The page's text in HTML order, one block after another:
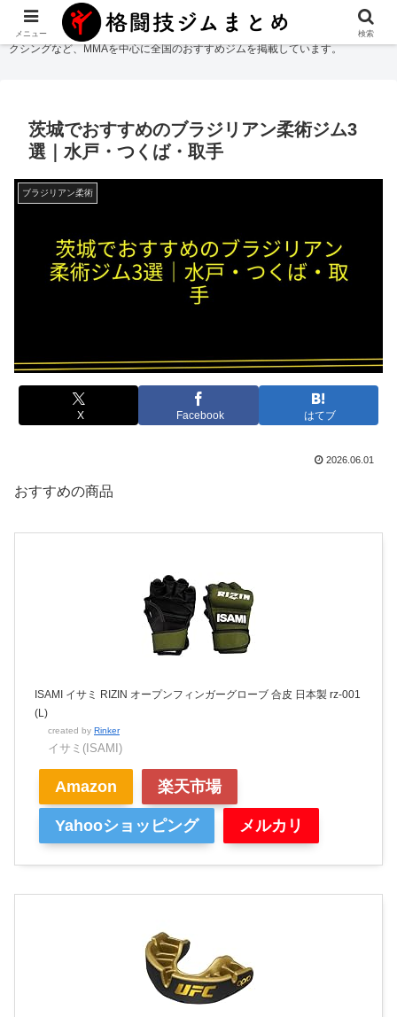
格闘技ジムまとめ
では総合格闘技・柔術・レスリング・キックボクシング・ボ
クシングなど、MMAを中心に全国のおすすめジムを掲載しています。
茨城でおすすめのブラジリアン柔術ジム3
選｜水戸・つくば・取手
ブラジリアン柔術
X Facebook はてブ
2026.06.01
おすすめの商品
ISAMI イサミ RIZIN オープンフィンガーグローブ 合皮 日本製 rz-001
(L)
created by Rinker
イサミ(ISAMI)
Amazon 楽天市場
Yahooショッピング メルカリ
メニュー 検索